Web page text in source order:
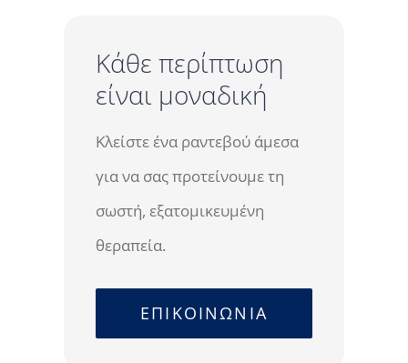
Κάθε περίπτωση
είναι μοναδική
Κλείστε ένα ραντεβού άμεσα
για να σας προτείνουμε τη
σωστή, εξατομικευμένη
θεραπεία.
ΕΠΙΚΟΙΝΩΝΙΑ